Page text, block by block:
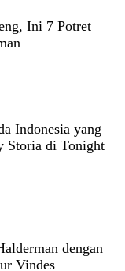
Ini 7 Potret
Indonesia yang
Storia di Tonight
dengan
Vindes